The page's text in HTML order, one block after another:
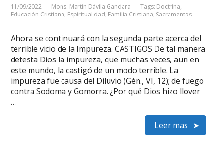
11/09/2022 Mons. Martin Dávila Gandara Tags: Doctrina,
Educación Cristiana, Espiritualidad, Familia Cristiana, Sacramentos
Ahora se continuará con la segunda parte acerca del
terrible vicio de la Impureza. CASTIGOS De tal manera
detesta Dios la impureza, que muchas veces, aun en
este mundo, la castigó de un modo terrible. La
impureza fue causa del Diluvio (Gén., VI, 12); de fuego
contra Sodoma y Gomorra. ¿Por qué Dios hizo llover
…
Leer mas